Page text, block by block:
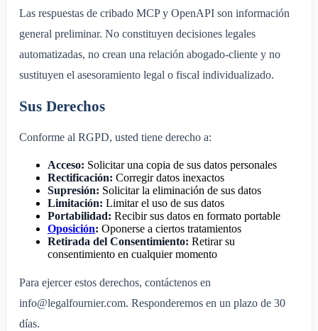
Las respuestas de cribado MCP y OpenAPI son información
general preliminar. No constituyen decisiones legales
automatizadas, no crean una relación abogado-cliente y no
sustituyen el asesoramiento legal o fiscal individualizado.
Sus Derechos
Conforme al RGPD, usted tiene derecho a:
Acceso: Solicitar una copia de sus datos personales
Rectificación: Corregir datos inexactos
Supresión: Solicitar la eliminación de sus datos
Limitación: Limitar el uso de sus datos
Portabilidad: Recibir sus datos en formato portable
Oposición: Oponerse a ciertos tratamientos
Retirada del Consentimiento: Retirar su
consentimiento en cualquier momento
Para ejercer estos derechos, contáctenos en
info@legalfournier.com. Responderemos en un plazo de 30
días.